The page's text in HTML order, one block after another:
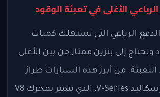
الأغلى في تعبئة الوقود
الرباعي التي تستهلك كميات
وتحتاج إلى بنزين ممتاز من بين الأغلى
التعبئة. من أبرز هذه السيارات طراز
2026 كاديلاك إسكاليد V-Series، الذي يتميز بمحرك V8